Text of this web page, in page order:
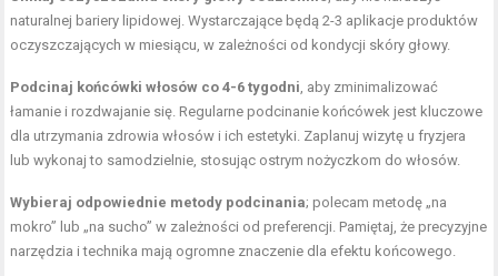
naturalnej bariery lipidowej. Wystarczające będą 2-3 aplikacje produktów
oczyszczających w miesiącu, w zależności od kondycji skóry głowy.
Podcinaj końcówki włosów co 4-6 tygodni , aby zminimalizować
łamanie i rozdwajanie się. Regularne podcinanie końcówek jest kluczowe
dla utrzymania zdrowia włosów i ich estetyki. Zaplanuj wizytę u fryzjera
lub wykonaj to samodzielnie, stosując ostrym nożyczkom do włosów.
Wybieraj odpowiednie metody podcinania; polecam metodę „na
mokro” lub „na sucho” w zależności od preferencji. Pamiętaj, że precyzyjne
narzędzia i technika mają ogromne znaczenie dla efektu końcowego.